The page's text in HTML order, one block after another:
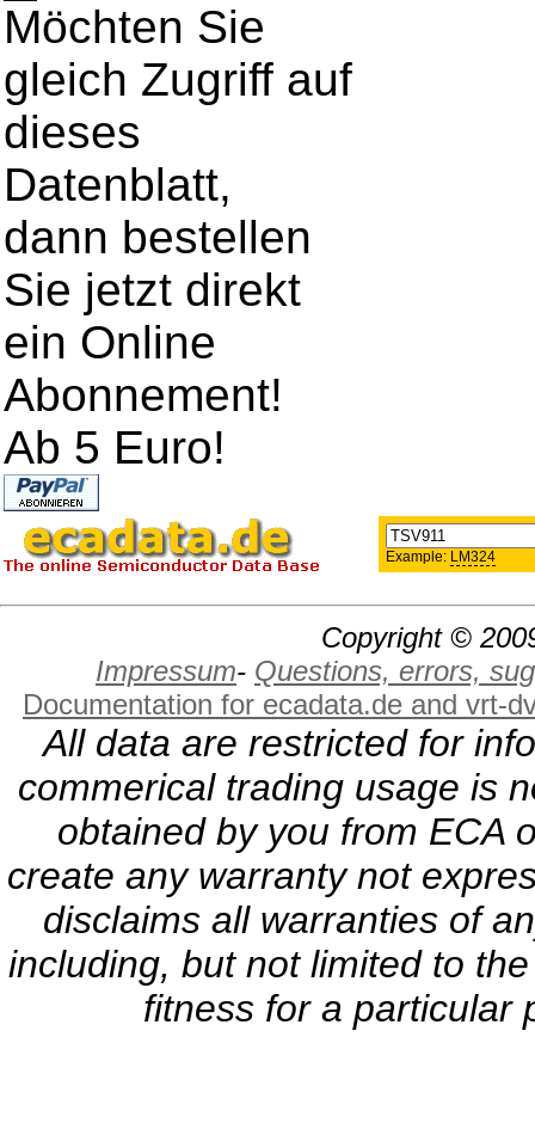
Möchten Sie
gleich Zugriff auf
dieses
Datenblatt,
dann bestellen
Sie jetzt direkt
ein Online
Abonnement!
Ab 5 Euro!
Example: LM324
Copyright ©
Impressum- Questions, errors,
Documentation for ecadata.de and vrt-
All data are restricted for
commerical trading usage is
obtained by you from ECA
create any warranty not
disclaims all warranties of
including, but not limited to
fitness for a particular